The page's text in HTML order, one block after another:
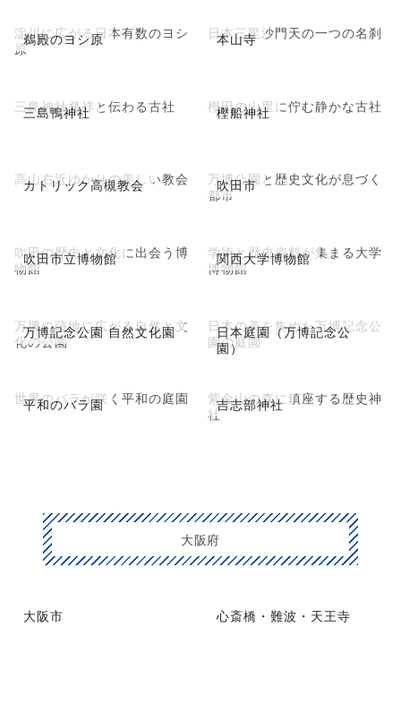
鵜殿のヨシ原
淀川に広がる日本有数のヨシ
原
本山寺
日本三毘沙門天の一つの名刹
三島鴨神社
三島神社発祥と伝わる古社 樫船神社
樫田の山里に佇む静かな古社
カトリック高槻教会
高山右近ゆかりの美しい教会 吹田市
万博公園と歴史文化が息づく
都市
吹田市立博物館
吹田の歴史と文化に出会う博
物館
関西大学博物館
学術と歴史資料が集まる大学
博物館
万博記念公園 自然文化園
万博の跡地に広がる自然と文
化の公園
日本庭園（万博記念公
園）
日本の美を集めた万博記念公
園の庭園
平和のバラ園
世界のバラが咲く平和の庭園 吉志部神社
紫金山の森に鎮座する歴史神
社
大阪府
大阪市 心斎橋・難波・天王寺